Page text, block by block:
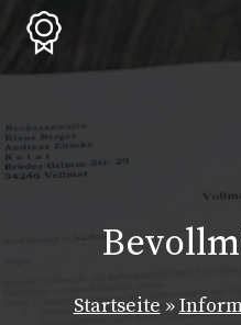
Zum
Inhalt
springen
Startseite »